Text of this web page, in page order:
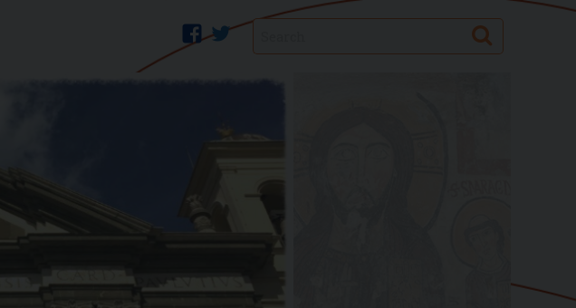
twitter
facebook Search